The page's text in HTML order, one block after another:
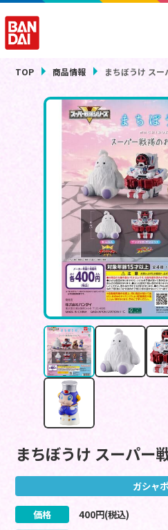
TOP 商品情報 まちぼうけ ス
まちぼうけ スーパー
ガシャ
価格 400円(税込)